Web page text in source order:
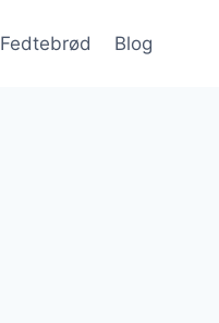
Fedtebrød Blog